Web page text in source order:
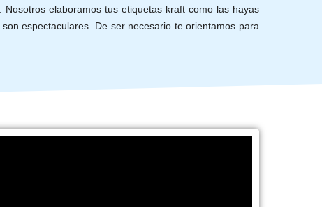
elaboramos tus etiquetas kraft como las hayas
espectaculares. De ser necesario te orientamos para